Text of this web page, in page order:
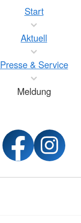
Start
Aktuell
Presse & Service
Meldung